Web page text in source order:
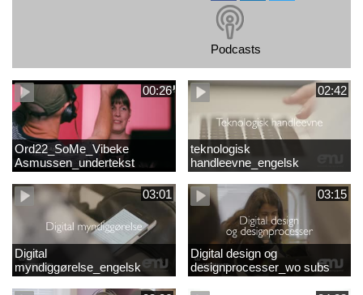
Podcasts
00:26
Ord22_SoMe_Vibeke
Asmussen_undertekst
02:42
teknologisk
handleevne_engelsk
03:01
Digital
myndiggørelse_engelsk
03:15
Digital design og
designprocesser_wo subs